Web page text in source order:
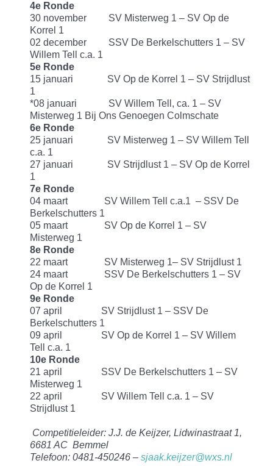
4e Ronde
30 november SV Misterweg 1 – SV Op de
Korrel 1
02 december SSV De Berkelschutters 1 – SV
Willem Tell c.a. 1
5e Ronde
15 januari SV Op de Korrel 1 – SV Strijdlust
1
*08 januari SV Willem Tell, ca. 1 – SV
Misterweg 1 Bij Ons Genoegen Colmschate
6e Ronde
25 januari SV Misterweg 1 – SV Willem Tell
c.a. 1
27 januari SV Strijdlust 1 – SV Op de Korrel
1
7e Ronde
04 maart SV Willem Tell c.a.1 – SSV De
Berkelschutters 1
05 maart SV Op de Korrel 1 – SV
Misterweg 1
8e Ronde
22 maart SV Misterweg 1– SV Strijdlust 1
24 maart SSV De Berkelschutters 1 – SV
Op de Korrel 1
9e Ronde
07 april SV Strijdlust 1 – SSV De
Berkelschutters 1
09 april SV Op de Korrel 1 – SV Willem
Tell c.a. 1
10e Ronde
21 april SSV De Berkelschutters 1 – SV
Misterweg 1
22 april SV Willem Tell c.a. 1 – SV
Strijdlust 1
Competitieleider: J.J. de Keijzer, Lidwinastraat 1,
6681 AC Bemmel
Telefoon: 0481-450246 – sjaak.keijzer@wxs.nl